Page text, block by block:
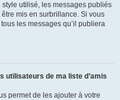
utilisé, les messages publiés
mis en surbrillance. Si vous
les messages qu’il publiera
utilisateurs de ma liste d’amis
permet de les ajouter à votre